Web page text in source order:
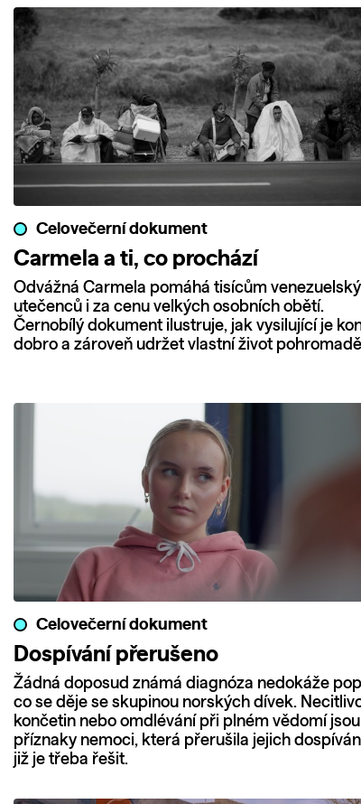
Celovečerní dokument
Carmela a ti, co prochází
Odvážná Carmela pomáhá tisícům
utečenců i za cenu velkých osobních obětí.
Černobílý dokument ilustruje, jak vysilující je
dobro a zároveň udržet vlastní život
Celovečerní dokument
Dospívání přerušeno
Žádná doposud známá diagnóza nedokáže
co se děje se skupinou norských dívek.
končetin nebo omdlévání při plném vědomí jsou
příznaky nemoci, která přerušila jejich
již je třeba řešit.